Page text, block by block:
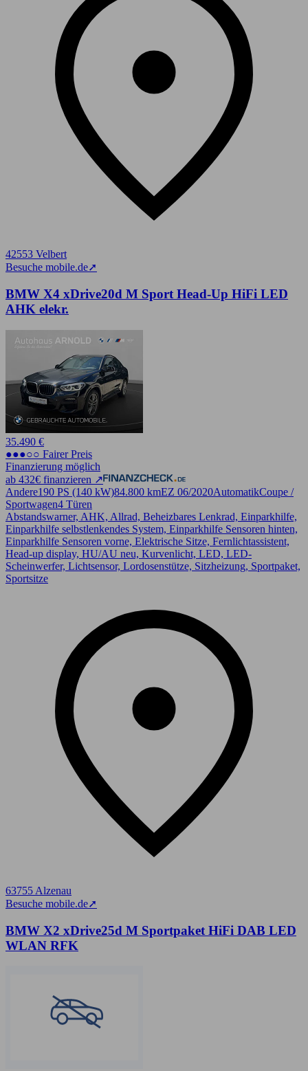
42553 Velbert
Besuche mobile.de➚
BMW X4 xDrive20d M Sport Head-Up HiFi LED
AHK elekr.
35.490 €
●●●○○ Fairer Preis
Finanzierung möglich
ab 432€ finanzieren ↗
Andere190 PS (140 kW)84.800 kmEZ 06/2020AutomatikCoupe /
Sportwagen4 Türen
Abstandswarner, AHK, Allrad, Beheizbares Lenkrad, Einparkhilfe,
Einparkhilfe selbstlenkendes System, Einparkhilfe Sensoren hinten,
Einparkhilfe Sensoren vorne, Elektrische Sitze, Fernlichtassistent,
Head-up display, HU/AU neu, Kurvenlicht, LED, LED-
Scheinwerfer, Lichtsensor, Lordosenstütze, Sitzheizung, Sportpaket,
Sportsitze
63755 Alzenau
Besuche mobile.de➚
BMW X2 xDrive25d M Sportpaket HiFi DAB LED
WLAN RFK